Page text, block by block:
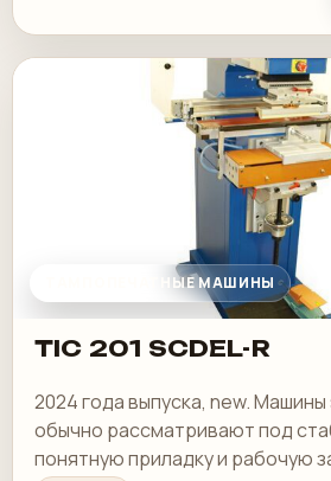
ТАМПОПЕЧАТНЫЕ МАШИНЫ
TIC 201 SCDEL-R
2024 года выпуска, new. Машины
обычно рассматривают под
понятную приладку и рабочую